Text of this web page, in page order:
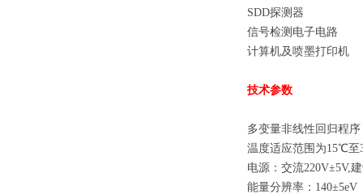
SDD探测器
信号检测电子电路
计算机及喷墨打印机
技术参数
多变量非线性回归程序
温度适应范围为15℃
电源：交流220V±5V,
能量分辨率：140±5eV